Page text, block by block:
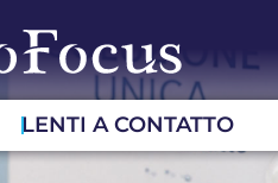
LENTI A CONTATTO